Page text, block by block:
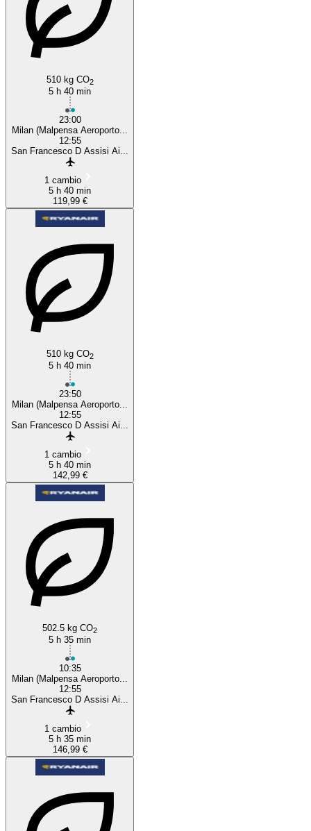
510 kg CO2
5 h 40 min
23:00
Milan (Malpensa Aeroporto...
12:55
San Francesco D Assisi Ai...
1 cambio
5 h 40 min
119,99 €
510 kg CO2
5 h 40 min
23:50
Milan (Malpensa Aeroporto...
12:55
San Francesco D Assisi Ai...
1 cambio
5 h 40 min
142,99 €
502.5 kg CO2
5 h 35 min
10:35
Milan (Malpensa Aeroporto...
12:55
San Francesco D Assisi Ai...
1 cambio
5 h 35 min
146,99 €